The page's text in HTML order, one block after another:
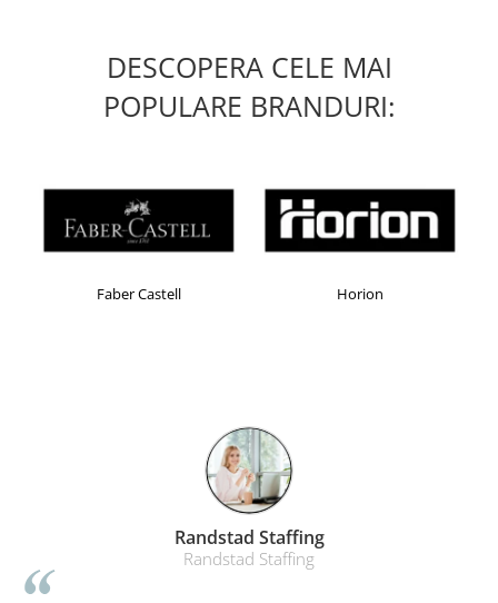
DESCOPERA CELE MAI
POPULARE BRANDURI:
Faber Castell Horion
Randstad Staffing
Randstad Staffing